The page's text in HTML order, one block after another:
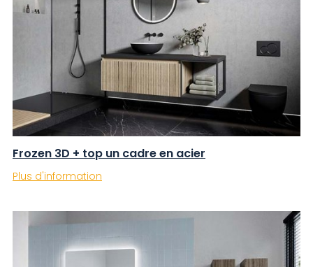
Frozen 3D + top un cadre en acier
Plus d'information